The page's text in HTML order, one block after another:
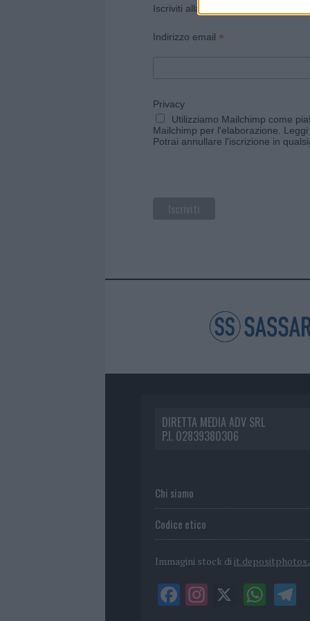
Iscriviti alla newsletter di Gallura
Indirizzo email *
Privacy
Utilizziamo Mailchimp come
Mailchimp per l'elaborazione.
Potrai annullare l'iscrizione in
DIRETTA MEDIA ADV SRL
P.I. 02839380306
Chi siamo
Codice etico
Immagini stock di